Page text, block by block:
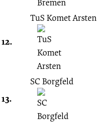
12.
TuS Komet Arsten
13.
SC Borgfeld